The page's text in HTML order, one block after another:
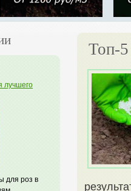
лучшего
для роз в
Топ-5